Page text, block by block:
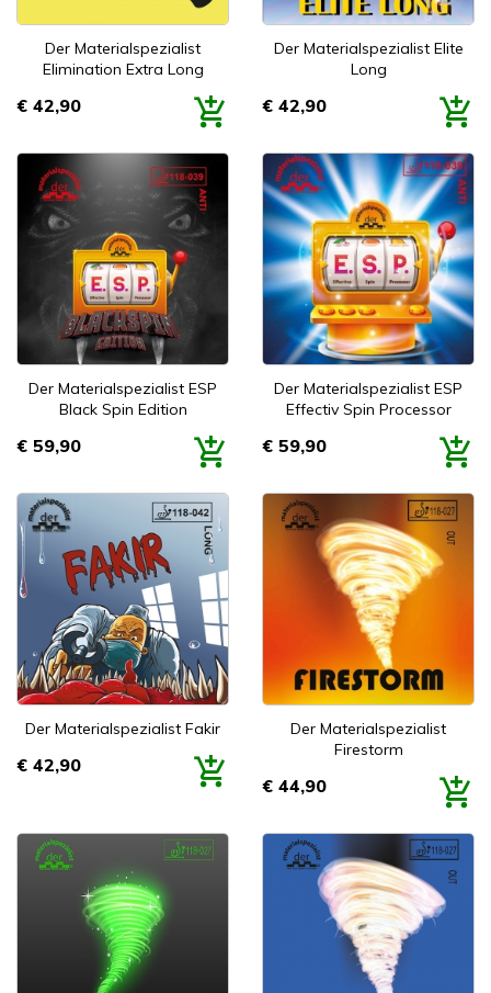
Der Materialspezialist
Elimination Extra Long
Prijs
€ 42,90
Der Materialspezialist Elite
Long
Prijs
€ 42,90
Der Materialspezialist ESP
Black Spin Edition
Prijs
€ 59,90
Der Materialspezialist ESP
Effectiv Spin Processor
Prijs
€ 59,90
Der Materialspezialist Fakir
Prijs
€ 42,90
Der Materialspezialist
Firestorm
Prijs
€ 44,90